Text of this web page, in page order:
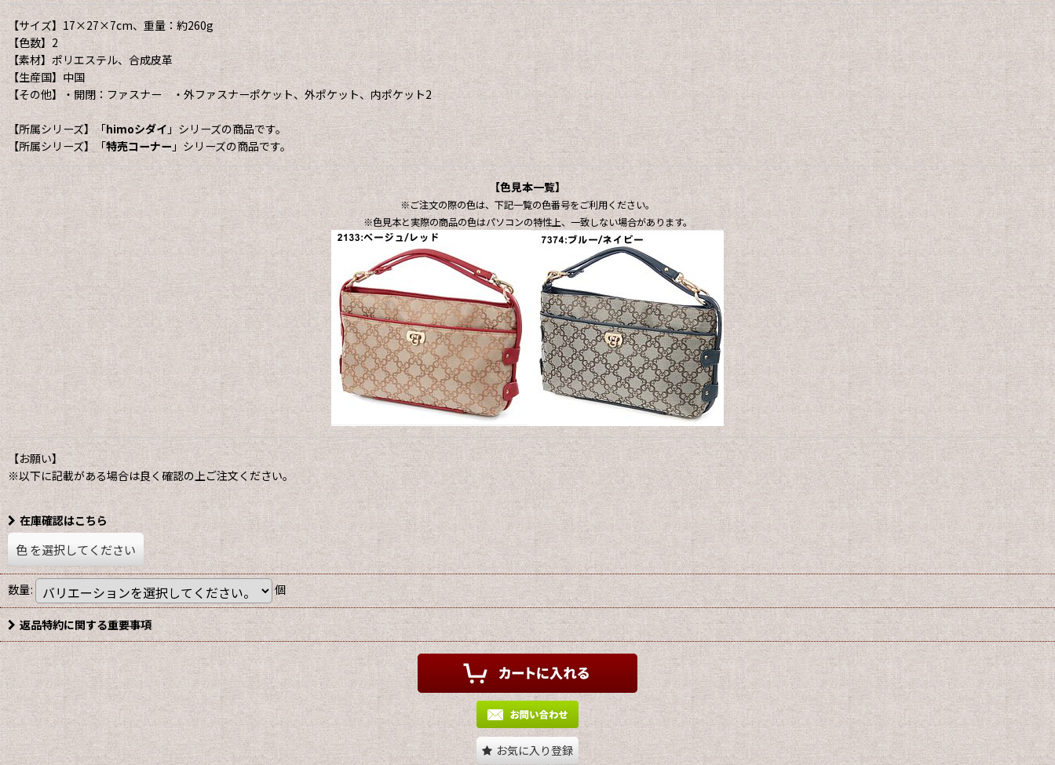
【サイズ】17×27×7cm、重量：約260g
【色数】2
【素材】ポリエステル、合成皮革
【生産国】中国
【その他】・開閉：ファスナー ・外ファスナーポケット、外ポケット、内ポケット2
【所属シリーズ】「himoシダイ」シリーズの商品です。
【所属シリーズ】「特売コーナー 」シリーズの商品です。
【色見本一覧】
※ご注文の際の色は、下記一覧の色番号をご利用ください。
※色見本と実際の商品の色はパソコンの特性上、一致しない場合があります。
【お願い】
※以下に記載がある場合は良く確認の上ご注文ください。
在庫確認はこちら
色を選択してください
数量: 個
返品特約に関する重要事項
お気に入り登録